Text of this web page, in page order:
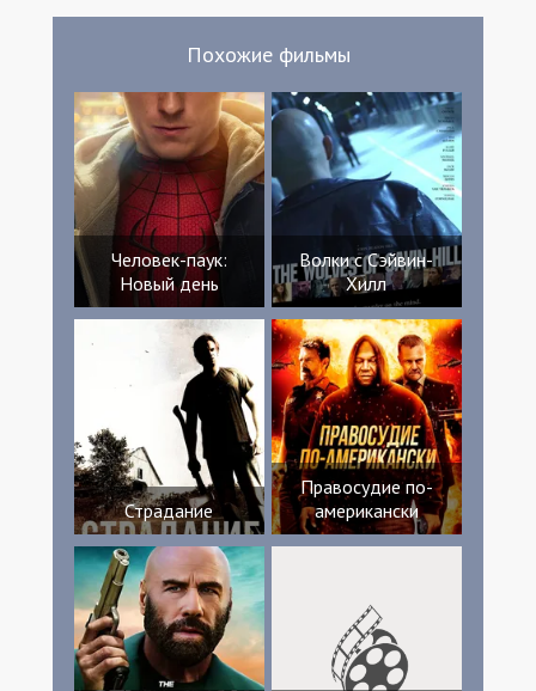
Похожие фильмы
Человек-паук:
Новый день
Волки с Сэйвин-
Хилл
Страдание
Правосудие по-
американски